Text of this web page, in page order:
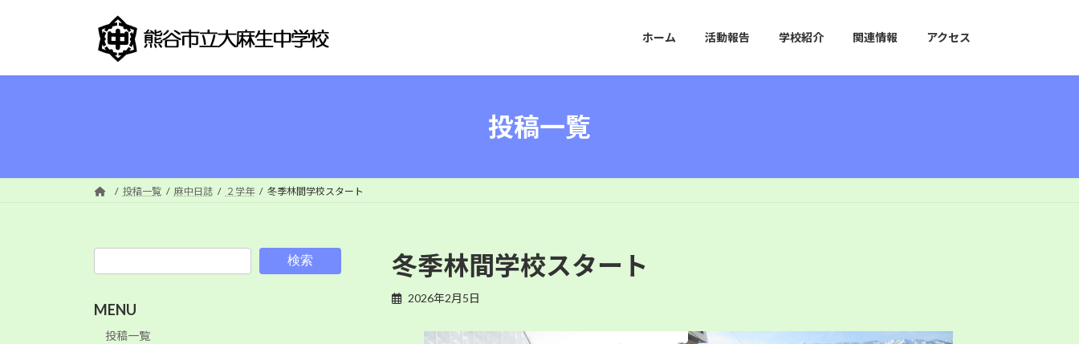
プ
動
ホーム 活動報告 学校紹介 関連情報 アクセス
投稿一覧
投稿一覧 麻中日誌 ２学年 冬季林間学校スタート
冬季林間学校スタート
2026年2月5日
検索
MENU
投稿一覧